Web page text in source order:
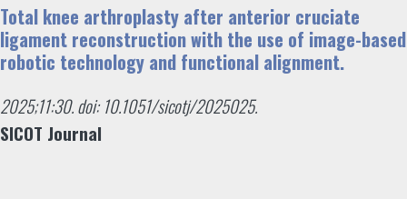
Total knee arthroplasty after anterior cruciate
ligament reconstruction with the use of image-based
robotic technology and functional alignment.
2025;11:30. doi: 10.1051/sicotj/2025025.
SICOT Journal